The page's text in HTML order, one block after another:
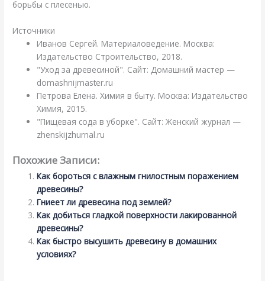
борьбы с плесенью.
Источники
Иванов Сергей. Материаловедение. Москва:
Издательство Строительство, 2018.
"Уход за древесиной". Сайт: Домашний мастер —
domashnijmaster.ru
Петрова Елена. Химия в быту. Москва: Издательство
Химия, 2015.
"Пищевая сода в уборке". Сайт: Женский журнал —
zhenskijzhurnal.ru
Похожие Записи:
Как бороться с влажным гнилостным поражением
древесины?
Гниеет ли древесина под землей?
Как добиться гладкой поверхности лакированной
древесины?
Как быстро высушить древесину в домашних
условиях?